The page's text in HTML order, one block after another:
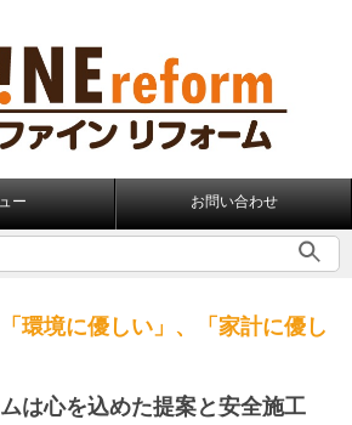
ー お問い合わせ
環境に優しい」、「家計に優し
は心を込めた提案と安全施工